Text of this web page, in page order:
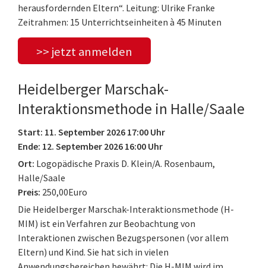
herausfordernden Eltern“. Leitung: Ulrike Franke
Zeitrahmen: 15 Unterrichtseinheiten à 45 Minuten
>> jetzt anmelden
Heidelberger Marschak-
Interaktionsmethode in Halle/Saale
Start: 11. September 2026 17:00 Uhr
Ende: 12. September 2026 16:00 Uhr
Ort: Logopädische Praxis D. Klein/A. Rosenbaum,
Halle/Saale
Preis: 250,00Euro
Die Heidelberger Marschak-Interaktionsmethode (H-
MIM) ist ein Verfahren zur Beobachtung von
Interaktionen zwischen Bezugspersonen (vor allem
Eltern) und Kind. Sie hat sich in vielen